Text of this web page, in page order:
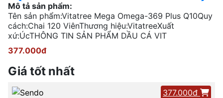
Mô tả sản phẩm:
Tên sản phẩm:Vitatree Mega Omega-369 Plus Q10Quy
cách:Chai 120 ViênThương hiệu:VitatreeXuất
xứ:ÚcTHÔNG TIN SẢN PHẨM DẦU CÁ VIT
377.000đ
Giá tốt nhất
377.000đ